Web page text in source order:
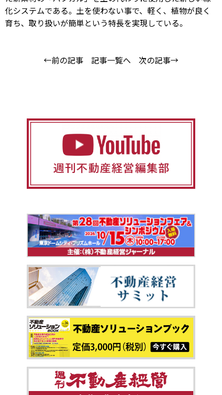
化システムである。土を使わない事で、軽く、植物が良く
育ち、取り扱いが簡単という特長を実現している。
←前の記事 記事一覧へ 次の記事→